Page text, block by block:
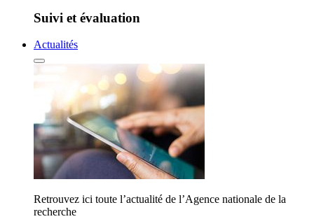
Suivi et évaluation
Actualités
Retrouvez ici toute l’actualité de l’Agence nationale de la
recherche